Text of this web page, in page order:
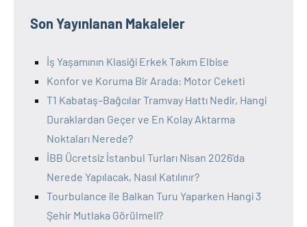
Son Yayınlanan Makaleler
İş Yaşamının Klasiği Erkek Takım Elbise
Konfor ve Koruma Bir Arada: Motor Ceketi
T1 Kabataş–Bağcılar Tramvay Hattı Nedir, Hangi
Duraklardan Geçer ve En Kolay Aktarma
Noktaları Nerede?
İBB Ücretsiz İstanbul Turları Nisan 2026’da
Nerede Yapılacak, Nasıl Katılınır?
Tourbulance ile Balkan Turu Yaparken Hangi 3
Şehir Mutlaka Görülmeli?